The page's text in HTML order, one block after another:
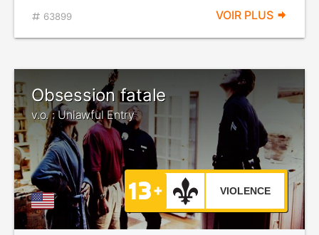
63899 VOIR PLUS
Obsession fatale
v.o. : Unlawful Entry
VIOLENCE